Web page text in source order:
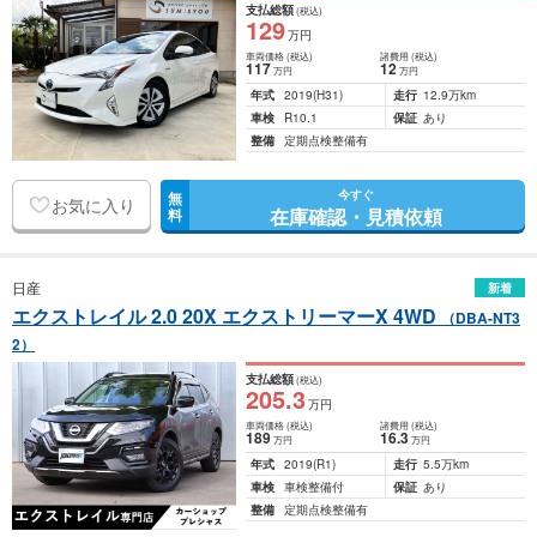
支払総額(税込)
129万円
車両価格(税込)
117万円
諸費用 (税込)
12 万円
年式 2019(H31) 走行 12.9万km
車検
R10.1 保証 あり
整備 定期点検整備有
お気に入り 無
料
今すぐ
在庫確認・見積依頼
日産 新着
エクストレイル 2.0 20X エクストリーマーX 4WD
（DBA-NT3
2）
支払総額(税込)
205.3万円
車両価格(税込)
189万円
諸費用 (税込)
16.3 万円
年式 2019(R1) 走行 5.5万km
車検 車検整備付 保証 あり
整備 定期点検整備有